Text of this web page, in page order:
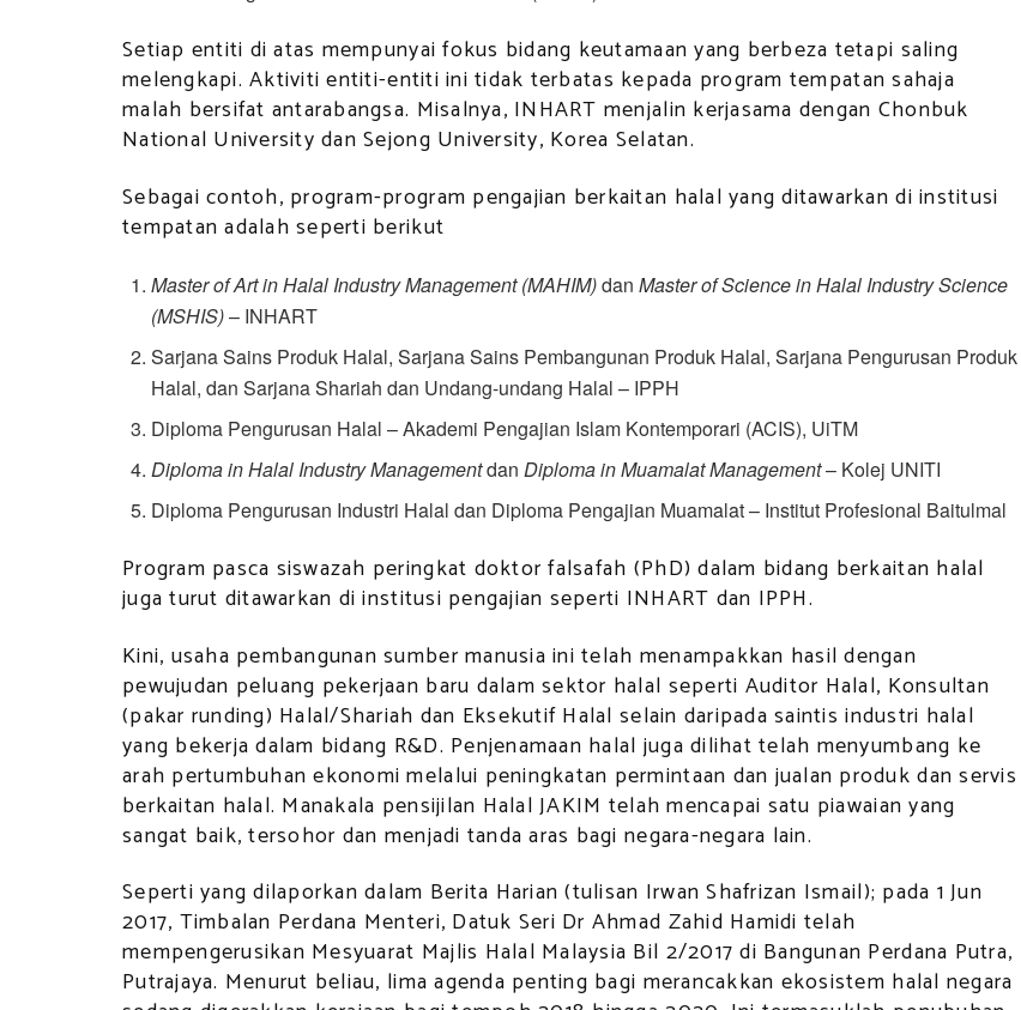
Setiap entiti di atas mempunyai fokus bidang keutamaan yang berbeza tetapi saling
melengkapi. Aktiviti entiti-entiti ini tidak terbatas kepada program tempatan sahaja
malah bersifat antarabangsa. Misalnya, INHART menjalin kerjasama dengan Chonbuk
National University dan Sejong University, Korea Selatan.
Sebagai contoh, program-program pengajian berkaitan halal yang ditawarkan di institusi
tempatan adalah seperti berikut
Master of Art in Halal Industry Management (MAHIM)dan Master of Science in Halal Industry Science
(MSHIS)– INHART
Sarjana Sains Produk Halal, Sarjana Sains Pembangunan Produk Halal, Sarjana Pengurusan Produk
Halal, dan Sarjana Shariah dan Undang-undang Halal – IPPH
Diploma Pengurusan Halal – Akademi Pengajian Islam Kontemporari (ACIS), UiTM
Diploma in Halal Industry Managementdan Diploma in Muamalat Management– Kolej UNITI
Diploma Pengurusan Industri Halal dan Diploma Pengajian Muamalat – Institut Profesional Baitulmal
Program pasca siswazah peringkat doktor falsafah (PhD) dalam bidang berkaitan halal
juga turut ditawarkan di institusi pengajian seperti INHART dan IPPH.
Kini, usaha pembangunan sumber manusia ini telah menampakkan hasil dengan
pewujudan peluang pekerjaan baru dalam sektor halal seperti Auditor Halal, Konsultan
(pakar runding) Halal/Shariah dan Eksekutif Halal selain daripada saintis industri halal
yang bekerja dalam bidang R&D. Penjenamaan halal juga dilihat telah menyumbang ke
arah pertumbuhan ekonomi melalui peningkatan permintaan dan jualan produk dan servis
berkaitan halal. Manakala pensijilan Halal JAKIM telah mencapai satu piawaian yang
sangat baik, tersohor dan menjadi tanda aras bagi negara-negara lain.
Seperti yang dilaporkan dalam Berita Harian (tulisan Irwan Shafrizan Ismail); pada 1 Jun
2017, Timbalan Perdana Menteri, Datuk Seri Dr Ahmad Zahid Hamidi telah
mempengerusikan Mesyuarat Majlis Halal Malaysia Bil 2/2017 di Bangunan Perdana Putra,
Putrajaya. Menurut beliau, lima agenda penting bagi merancakkan ekosistem halal negara